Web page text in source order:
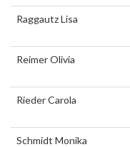
Raggautz Lisa
Reimer Olivia
Rieder Carola
Schmidt Monika